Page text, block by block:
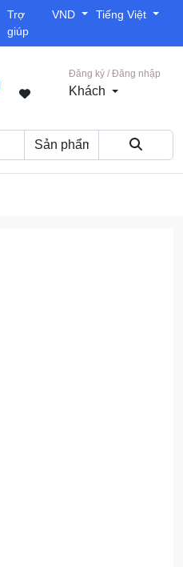
Trợ
giúp
VND Tiếng Việt
Đăng ký / Đăng nhập
Khách